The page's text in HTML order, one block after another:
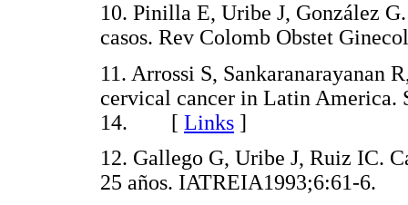
10. Pinilla E, Uribe J, González
casos. Rev Colomb Obstet
11. Arrossi S, Sankaranarayanan
cervical cancer in Latin America.
14. [ Links ]
12. Gallego G, Uribe J, Ruiz IC.
25 años. IATREIA1993;6:61-